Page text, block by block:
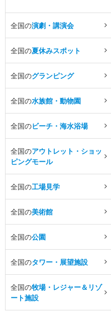
全国の演劇・講演会
全国の夏休みスポット
全国のグランピング
全国の水族館・動物園
全国のビーチ・海水浴場
全国のアウトレット・ショッ
ピングモール
全国の工場見学
全国の美術館
全国の公園
全国のタワー・展望施設
全国の牧場・レジャー＆リゾ
ート施設